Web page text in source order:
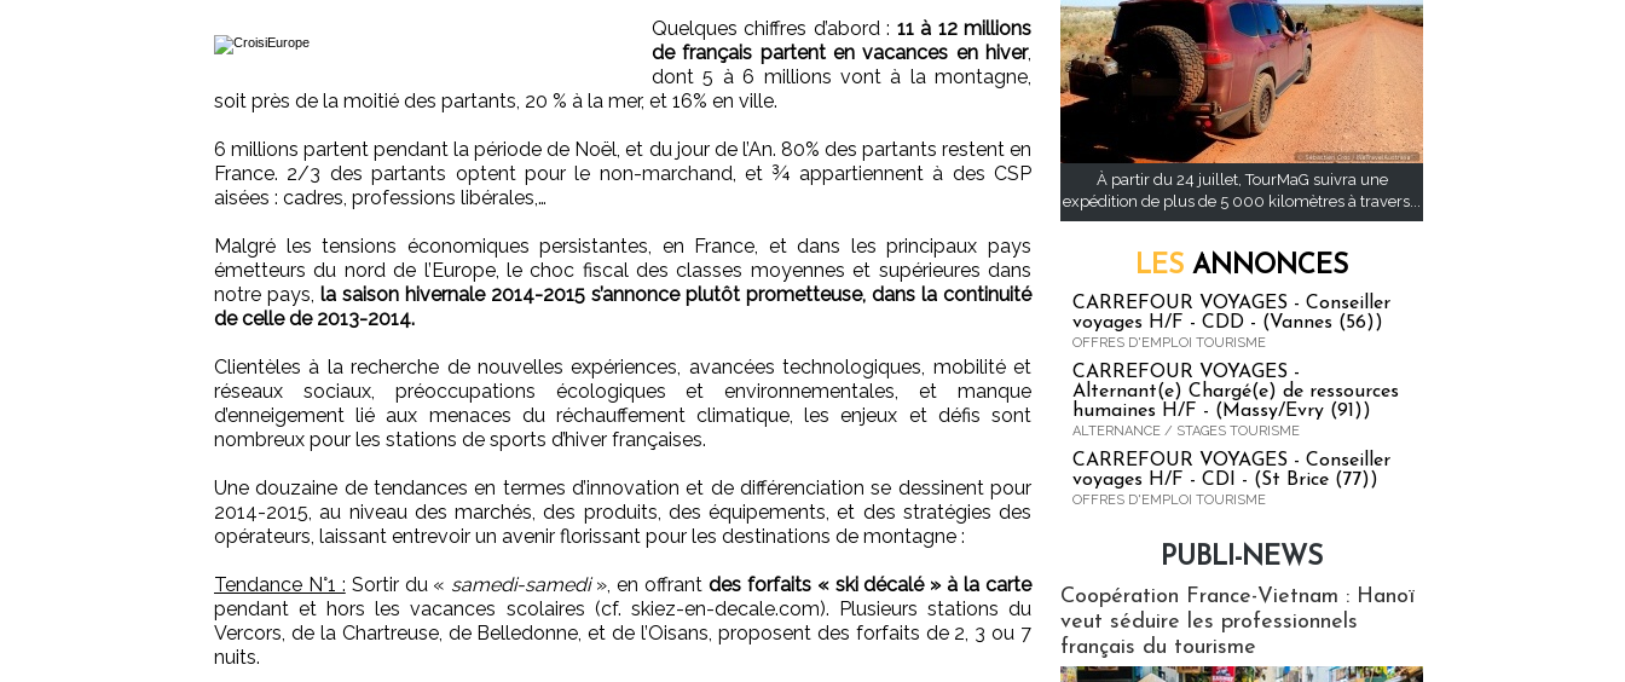
Quelques chiffres d’abord : 11 à 12 millions
de français partent en vacances en hiver,
dont 5 à 6 millions vont à la montagne,
soit près de la moitié des partants, 20 % à la mer, et 16% en ville.
6 millions partent pendant la période de Noël, et du jour de l’An. 80% des partants restent en
France. 2/3 des partants optent pour le non-marchand, et ¾ appartiennent à des CSP
aisées : cadres, professions libérales,…
Malgré les tensions économiques persistantes, en France, et dans les principaux pays
émetteurs du nord de l’Europe, le choc fiscal des classes moyennes et supérieures dans
notre pays, la saison hivernale 2014-2015 s’annonce plutôt prometteuse, dans la continuité
de celle de 2013-2014.
Clientèles à la recherche de nouvelles expériences, avancées technologiques, mobilité et
réseaux sociaux, préoccupations écologiques et environnementales, et manque
d’enneigement lié aux menaces du réchauffement climatique, les enjeux et défis sont
nombreux pour les stations de sports d’hiver françaises.
Une douzaine de tendances en termes d’innovation et de différenciation se dessinent pour
2014-2015, au niveau des marchés, des produits, des équipements, et des stratégies des
opérateurs, laissant entrevoir un avenir florissant pour les destinations de montagne :
Tendance N°1 : Sortir du « samedi-samedi», en offrant des forfaits « ski décalé » à la carte
pendant et hors les vacances scolaires (cf. skiez-en-decale.com). Plusieurs stations du
Vercors, de la Chartreuse, de Belledonne, et de l’Oisans, proposent des forfaits de 2, 3 ou 7
nuits.
À partir du 24 juillet, TourMaG suivra une
expédition de plus de 5 000 kilomètres à travers...
LES ANNONCES
CARREFOUR VOYAGES - Conseiller
voyages H/F - CDD - (Vannes (56))
OFFRES D'EMPLOI TOURISME
CARREFOUR VOYAGES -
Alternant(e) Chargé(e) de ressources
humaines H/F - (Massy/Evry (91))
ALTERNANCE / STAGES TOURISME
CARREFOUR VOYAGES - Conseiller
voyages H/F - CDI - (St Brice (77))
OFFRES D'EMPLOI TOURISME
PUBLI-NEWS
Coopération France-Vietnam : Hanoï
veut séduire les professionnels
français du tourisme